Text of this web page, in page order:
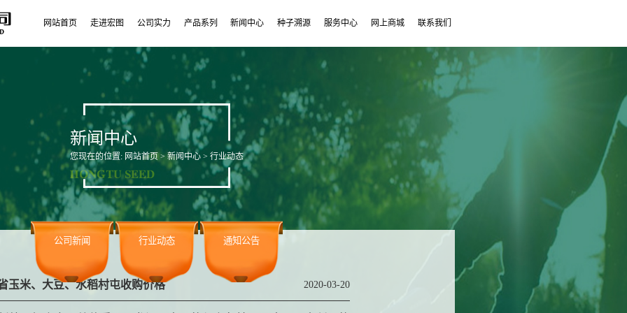
网站首页 走进宏图 公司实力 产品系列 新闻中心 种子溯源 服务中心 网上商城 联系我们
新闻中心
您现在的位置: 网站首页 > 新闻中心 > 行业动态
公司新闻 行业动态 通知公告
玉米、大豆、水稻村屯收购价格 2020-03-20